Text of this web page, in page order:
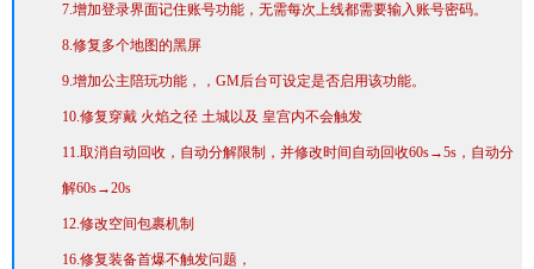
7.增加登录界面记住账号功能，无需每次上线都需要输入账号密码。
8.修复多个地图的黑屏
9.增加公主陪玩功能，，GM后台可设定是否启用该功能。
10.修复穿戴 火焰之径 土城以及 皇宫内不会触发
11.取消自动回收，自动分解限制，并修改时间自动回收60s→5s，自动分
解60s→20s
12.修改空间包裹机制
16.修复装备首爆不触发问题，